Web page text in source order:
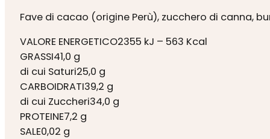
Fave di cacao (origine Perù), zucchero di canna,
VALORE ENERGETICO2355 kJ – 563 Kcal
GRASSI41,0 g
di cui Saturi25,0 g
CARBOIDRATI39,2 g
di cui Zuccheri34,0 g
PROTEINE7,2 g
SALE0,02 g